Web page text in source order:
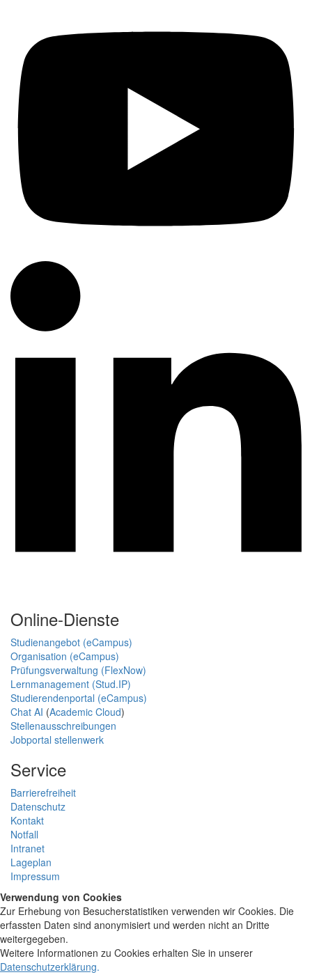
Online-Dienste
Studienangebot (eCampus)
Organisation (eCampus)
Prüfungsverwaltung (FlexNow)
Lernmanagement (Stud.IP)
Studierendenportal (eCampus)
Chat AI (Academic Cloud)
Stellenausschreibungen
Jobportal stellenwerk
Service
Barrierefreiheit
Datenschutz
Kontakt
Notfall
Intranet
Lageplan
Impressum
Verwendung von Cookies
Zur Erhebung von Besucherstatistiken verwenden wir Cookies. Die
erfassten Daten sind anonymisiert und werden nicht an Dritte
weitergegeben.
Weitere Informationen zu Cookies erhalten Sie in unserer
Datenschutzerklärung.